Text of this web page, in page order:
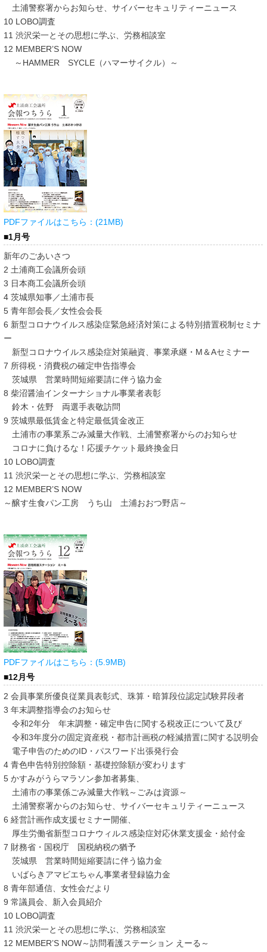
土浦警察署からお知らせ、サイバーセキュリティーニュース
10 LOBO調査
11 渋沢栄一とその思想に学ぶ、労務相談室
12 MEMBER’S NOW
～HAMMER SYCLE（ハマーサイクル）～
PDFファイルはこちら：(21MB)
■1月号
新年のごあいさつ
2 土浦商工会議所会頭
3 日本商工会議所会頭
4 茨城県知事／土浦市長
5 青年部会長／女性会会長
6 新型コロナウイルス感染症緊急経済対策による特別措置税制セミナ
ー
新型コロナウイルス感染症対策融資、事業承継・M＆Aセミナー
7 所得税・消費税の確定申告指導会
茨城県 営業時間短縮要請に伴う協力金
8 柴沼醤油インターナショナル事業者表彰
鈴木・佐野 両選手表敬訪問
9 茨城県最低賃金と特定最低賃金改正
土浦市の事業系ごみ減量大作戦、土浦警察署からのお知らせ
コロナに負けるな！応援チケット最終換金日
10 LOBO調査
11 渋沢栄一とその思想に学ぶ、労務相談室
12 MEMBER’S NOW
～醸す生食パン工房 うち山 土浦おおつ野店～
PDFファイルはこちら：(5.9MB)
■12月号
2 会員事業所優良従業員表彰式、珠算・暗算段位認定試験昇段者
3 年末調整指導会のお知らせ
令和2年分 年末調整・確定申告に関する税改正について及び
令和3年度分の固定資産税・都市計画税の軽減措置に関する説明会
電子申告のためのID・パスワード出張発行会
4 青色申告特別控除額・基礎控除額が変わります
5 かすみがうらマラソン参加者募集、
土浦市の事業係ごみ減量大作戦～ごみは資源～
土浦警察署からのお知らせ、サイバーセキュリティーニュース
6 経営計画作成支援セミナー開催、
厚生労働省新型コロナウィルス感染症対応休業支援金・給付金
7 財務省・国税庁 国税納税の猶予
茨城県 営業時間短縮要請に伴う協力金
いばらきアマビエちゃん事業者登録協力金
8 青年部通信、女性会だより
9 常議員会、新入会員紹介
10 LOBO調査
11 渋沢栄一とその思想に学ぶ、労務相談室
12 MEMBER’S NOW～訪問看護ステーション えーる～